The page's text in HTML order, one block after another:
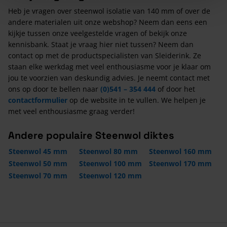
Heb je vragen over steenwol isolatie van 140 mm of over de
andere materialen uit onze webshop? Neem dan eens een
kijkje tussen onze veelgestelde vragen of bekijk onze
kennisbank. Staat je vraag hier niet tussen? Neem dan
contact op met de productspecialisten van Sleiderink. Ze
staan elke werkdag met veel enthousiasme voor je klaar om
jou te voorzien van deskundig advies. Je neemt contact met
ons op door te bellen naar (0)541 – 354 444 of door het
contactformulier op de website in te vullen. We helpen je
met veel enthousiasme graag verder!
Andere populaire Steenwol diktes
Steenwol 45 mm Steenwol 80 mm
Steenwol 160 mm
Steenwol 50 mm
Steenwol 100 mm
Steenwol 170 mm
Steenwol 70 mm
Steenwol 120 mm